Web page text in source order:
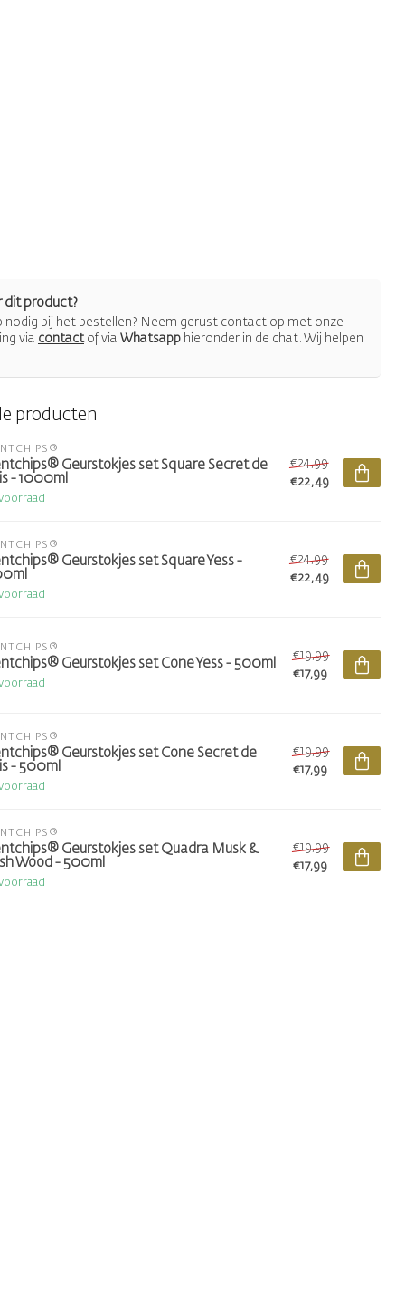
dit product?
nodig bij het bestellen? Neem gerust contact op met onze
via contactof via Whatsapp hieronder in de chat. Wij helpen
producten
Geurstokjes set Square Secret de
- 1000ml
€24,99
€22,49
Geurstokjes set Square Yess -
€24,99
€22,49
Geurstokjes set Cone Yess - 500ml
€19,99
€17,99
Geurstokjes set Cone Secret de
- 500ml
€19,99
€17,99
Geurstokjes set Quadra Musk &
Wood - 500ml
€19,99
€17,99